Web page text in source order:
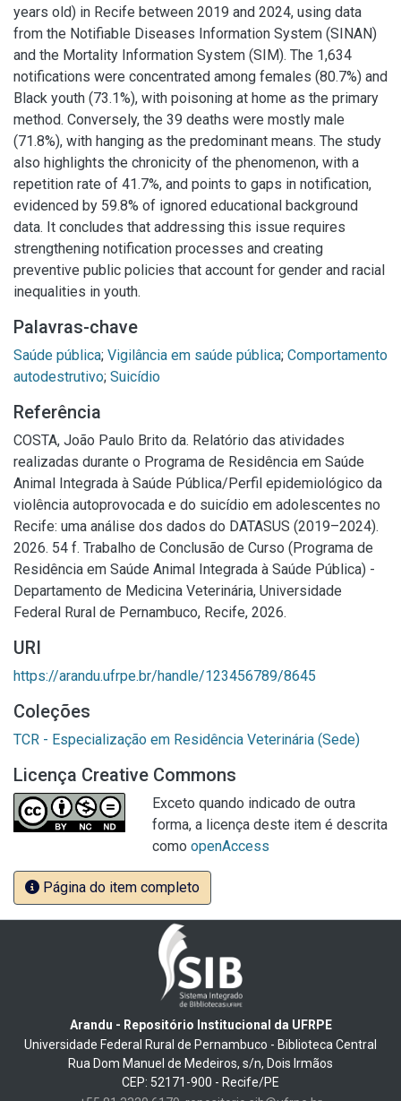
years old) in Recife between 2019 and 2024, using data
from the Notifiable Diseases Information System (SINAN)
and the Mortality Information System (SIM). The 1,634
notifications were concentrated among females (80.7%) and
Black youth (73.1%), with poisoning at home as the primary
method. Conversely, the 39 deaths were mostly male
(71.8%), with hanging as the predominant means. The study
also highlights the chronicity of the phenomenon, with a
repetition rate of 41.7%, and points to gaps in notification,
evidenced by 59.8% of ignored educational background
data. It concludes that addressing this issue requires
strengthening notification processes and creating
preventive public policies that account for gender and racial
inequalities in youth.
Palavras-chave
Saúde pública; Vigilância em saúde pública; Comportamento
autodestrutivo; Suicídio
Referência
COSTA, João Paulo Brito da. Relatório das atividades
realizadas durante o Programa de Residência em Saúde
Animal Integrada à Saúde Pública/Perfil epidemiológico da
violência autoprovocada e do suicídio em adolescentes no
Recife: uma análise dos dados do DATASUS (2019–2024).
2026. 54 f. Trabalho de Conclusão de Curso (Programa de
Residência em Saúde Animal Integrada à Saúde Pública) -
Departamento de Medicina Veterinária, Universidade
Federal Rural de Pernambuco, Recife, 2026.
URI
https://arandu.ufrpe.br/handle/123456789/8645
Coleções
TCR - Especialização em Residência Veterinária (Sede)
Licença Creative Commons
Exceto quando indicado de outra
forma, a licença deste item é descrita
como openAccess
Página do item completo
Arandu - Repositório Institucional da UFRPE
Universidade Federal Rural de Pernambuco - Biblioteca Central
Rua Dom Manuel de Medeiros, s/n, Dois Irmãos
CEP: 52171-900 - Recife/PE